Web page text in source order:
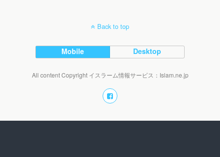
Back to top
Mobile Desktop
All content Copyright イスラーム情報サービス：Islam.ne.jp